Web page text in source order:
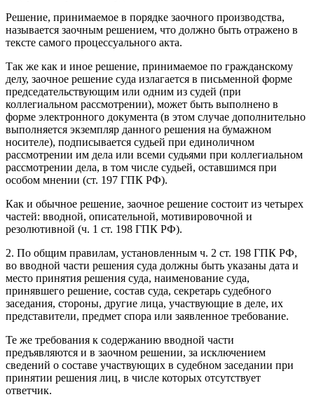
Решение, принимаемое в порядке заочного производства,
называется заочным решением, что должно быть отражено в
тексте самого процессуального акта.
Так же как и иное решение, принимаемое по гражданскому
делу, заочное решение суда излагается в письменной форме
председательствующим или одним из судей (при
коллегиальном рассмотрении), может быть выполнено в
форме электронного документа (в этом случае дополнительно
выполняется экземпляр данного решения на бумажном
носителе), подписывается судьей при единоличном
рассмотрении им дела или всеми судьями при коллегиальном
рассмотрении дела, в том числе судьей, оставшимся при
особом мнении (ст. 197 ГПК РФ).
Как и обычное решение, заочное решение состоит из четырех
частей: вводной, описательной, мотивировочной и
резолютивной (ч. 1 ст. 198 ГПК РФ).
2. По общим правилам, установленным ч. 2 ст. 198 ГПК РФ,
во вводной части решения суда должны быть указаны дата и
место принятия решения суда, наименование суда,
принявшего решение, состав суда, секретарь судебного
заседания, стороны, другие лица, участвующие в деле, их
представители, предмет спора или заявленное требование.
Те же требования к содержанию вводной части
предъявляются и в заочном решении, за исключением
сведений о составе участвующих в судебном заседании при
принятии решения лиц, в числе которых отсутствует
ответчик.